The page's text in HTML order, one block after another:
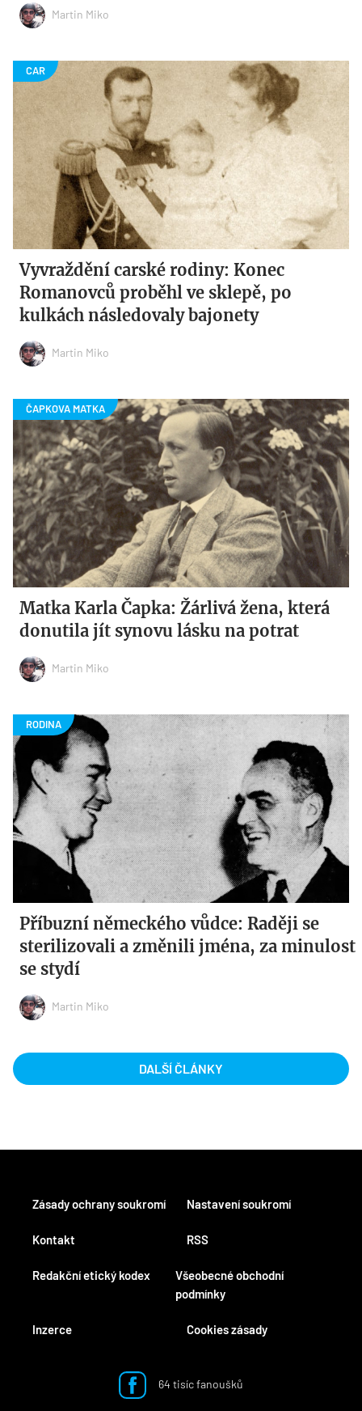
Martin Miko
Vyvraždění carské rodiny: Konec
Romanovců proběhl ve sklepě, po
kulkách následovaly bajonety
Martin Miko
Matka Karla Čapka: Žárlivá žena, která
donutila jít synovu lásku na potrat
Martin Miko
Příbuzní německého vůdce: Raději se
sterilizovali a změnili jména, za minulost
se stydí
Martin Miko
DALŠÍ ČLÁNKY
Kontakt
Redakční etický kodex
Inzerce
RSS
Všeobecné obchodní
podmínky
Cookies zásady
Zásady ochrany soukromí Nastavení soukromí
64 tisíc fanoušků